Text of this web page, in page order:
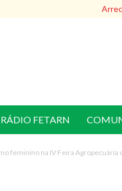
RÁDIO FETARN
feminino na IV Feira Agropecuária